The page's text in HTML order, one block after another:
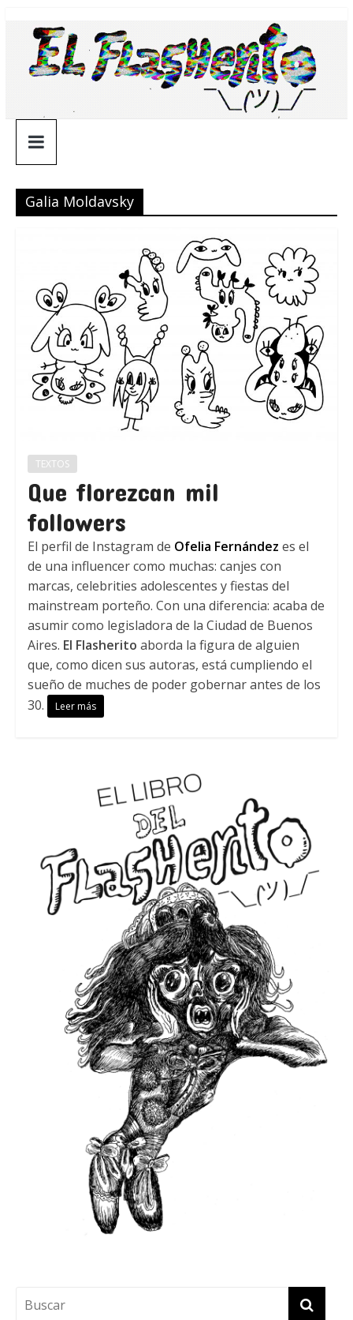
contenido
¯\_(ツ)_/
¯
Galia Moldavsky
TEXTOS
Que florezcan mil
followers
El perfil de Instagram de Ofelia Fernández es el
de una influencer como muchas: canjes con
marcas, celebrities adolescentes y fiestas del
mainstream porteño. Con una diferencia: acaba de
asumir como legisladora de la Ciudad de Buenos
Aires. El Flasherito aborda la figura de alguien
que, como dicen sus autoras, está cumpliendo el
sueño de muches de poder gobernar antes de los
30.
Leer más